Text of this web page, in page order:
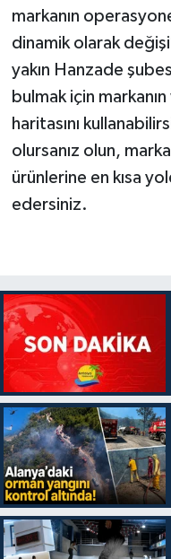
markanın
dinamik olarak
yakın Hanzade
bulmak için
haritasını
olursanız olun,
ürünlerine en kısa
edersiniz.